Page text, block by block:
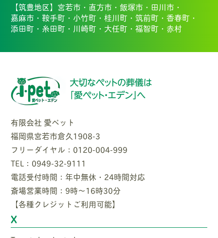
【筑豊地区】 宮若市・ 直方市・飯塚市・ 田川市・
嘉麻市・鞍手町・ 小竹町・桂川町・ 筑前町・香春町・
添田町・ 糸田町・ 川崎町・ 大任町・福智町・ 赤村
有限会社 愛ペット
福岡県宮若市倉久1908-3
フリーダイヤル：0120-004-999
TEL：0949-32-9111
電話受付時間：年中無休・24時間対応
斎場営業時間：9時〜16時30分
【各種クレジットご利用可能】
X